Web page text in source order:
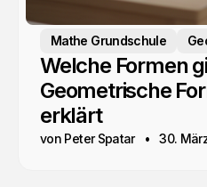
Mathe Grundschule
Welche Formen
Geometrische
erklärt
von Peter Spatar 30.